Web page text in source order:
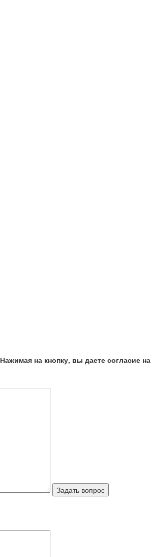
Нажимая на кнопку, вы даете согласие на
Задать вопрос